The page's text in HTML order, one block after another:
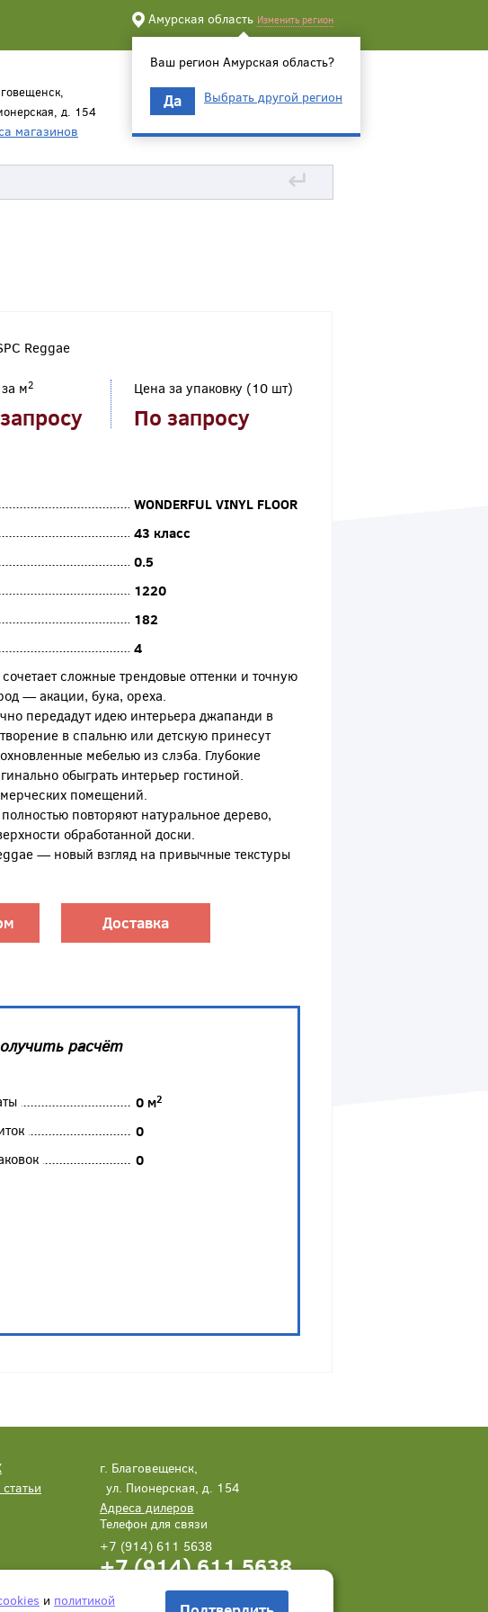
Амурская область Изменить регион
Ваш регион Амурская область?
Да Выбрать другой регион
д. 154
магазинов
↵
Reggae
м2 Цена за упаковку (10 шт)
По запросу
WONDERFUL VINYL FLOOR
43 класс
0.5
1220
182
4
сложные трендовые оттенки и точную
— акации, бука, ореха.
передадут идею интерьера джапанди в
в спальню или детскую принесут
мебелью из слэба. Глубокие
обыграть интерьер гостиной.
помещений.
повторяют натуральное дерево,
обработанной доски.
— новый взгляд на привычные текстуры
Доставка
расчёт
0м2
0
0
г. Благовещенск,
ул. Пионерская, д. 154
Адреса дилеров
Телефон для связи
+7 (914) 611 5638
+7 (914) 611 5638
Написать нам Заказать звонок
и политикой